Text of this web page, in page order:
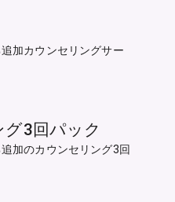
加カウンセリングサー
3回パック
加のカウンセリング3回